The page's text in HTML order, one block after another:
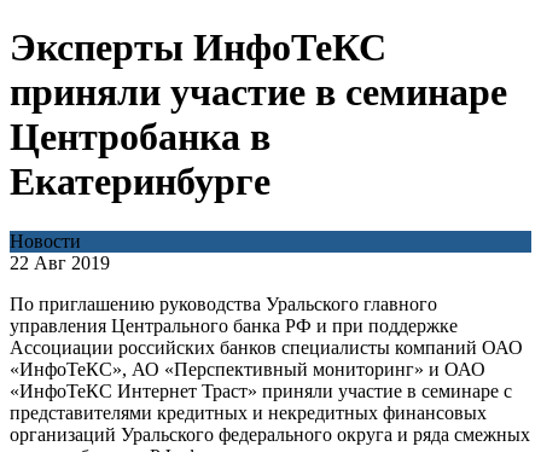
Эксперты ИнфоТеКС
приняли участие в семинаре
Центробанка в
Екатеринбурге
Новости
22 Авг 2019
По приглашению руководства Уральского главного
управления Центрального банка РФ и при поддержке
Ассоциации российских банков специалисты компаний ОАО
«ИнфоТеКС», АО «Перспективный мониторинг» и ОАО
«ИнфоТеКС Интернет Траст» приняли участие в семинаре с
представителями кредитных и некредитных финансовых
организаций Уральского федерального округа и ряда смежных